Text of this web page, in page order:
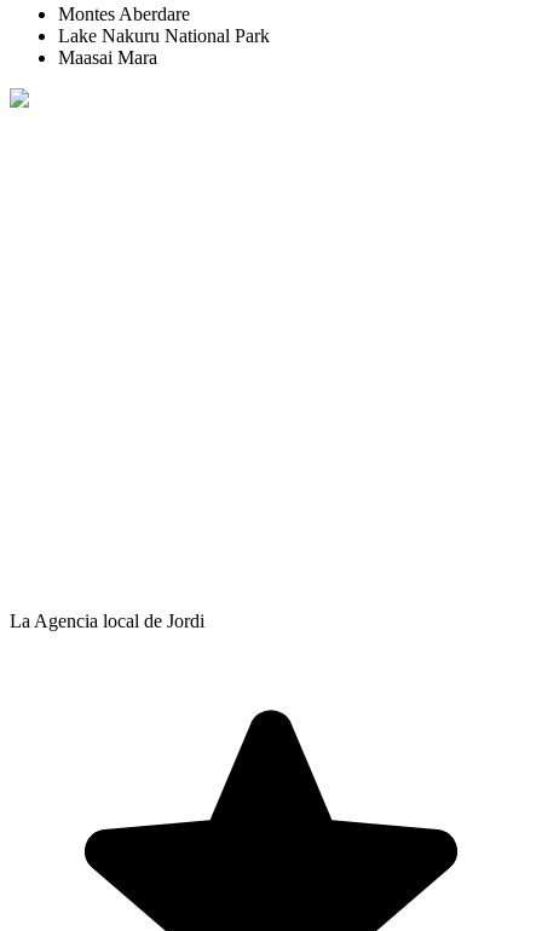
Montes Aberdare
Lake Nakuru National Park
Maasai Mara
La Agencia local de Jordi